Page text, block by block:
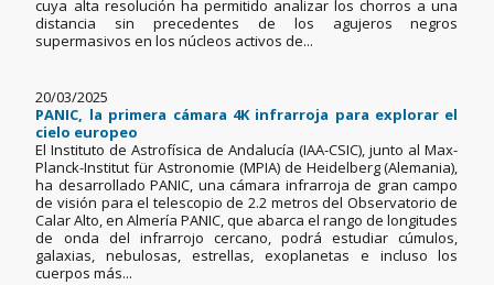
cuya alta resolución ha permitido analizar los chorros a una
distancia sin precedentes de los agujeros negros
supermasivos en los núcleos activos de...
20/03/2025
PANIC, la primera cámara 4K infrarroja para explorar el
cielo europeo
El Instituto de Astrofísica de Andalucía (IAA-CSIC), junto al Max-
Planck-Institut für Astronomie (MPIA) de Heidelberg (Alemania),
ha desarrollado PANIC, una cámara infrarroja de gran campo
de visión para el telescopio de 2.2 metros del Observatorio de
Calar Alto, en Almería PANIC, que abarca el rango de longitudes
de onda del infrarrojo cercano, podrá estudiar cúmulos,
galaxias, nebulosas, estrellas, exoplanetas e incluso los
cuerpos más...